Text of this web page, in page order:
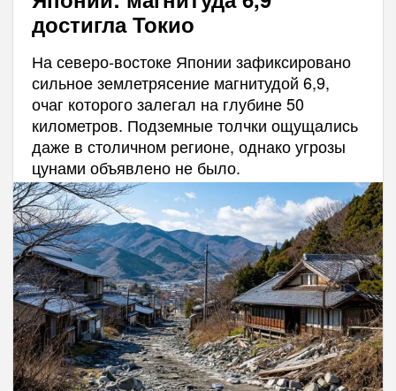
достигла Токио
На северо-востоке Японии зафиксировано
сильное землетрясение магнитудой 6,9,
очаг которого залегал на глубине 50
километров. Подземные толчки ощущались
даже в столичном регионе, однако угрозы
цунами объявлено не было.